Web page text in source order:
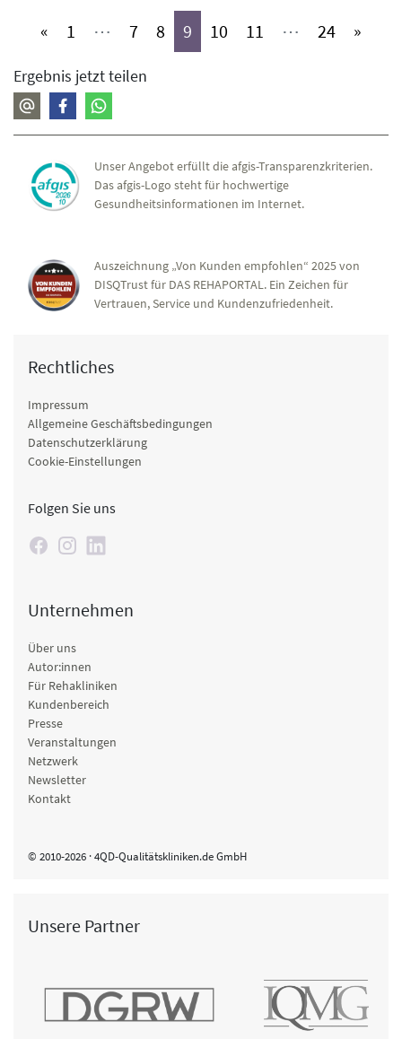
« 1 (aktiv)
⋯ 7(aktiv)
8 (aktiv)
9 (aktiv)
10 (aktiv)
11 (aktiv)
⋯ 24(aktiv)
»
Ergebnis jetzt teilen
Unser Angebot erfüllt die afgis-Transparenzkriterien.
Das afgis-Logo steht für hochwertige
Gesundheitsinformationen im Internet.
Auszeichnung „Von Kunden empfohlen“ 2025 von
DISQTrust für DAS REHAPORTAL. Ein Zeichen für
Vertrauen, Service und Kundenzufriedenheit.
Rechtliches
Impressum
Allgemeine Geschäftsbedingungen
Datenschutzerklärung
Cookie-Einstellungen
Folgen Sie uns
Unternehmen
Über uns
Autor:innen
Für Rehakliniken
Kundenbereich
Presse
Veranstaltungen
Netzwerk
Newsletter
Kontakt
© 2010-2026 · 4QD-Qualitätskliniken.de GmbH
Unsere Partner